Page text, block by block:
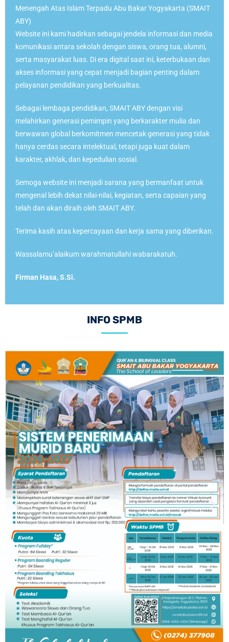
Menengah Atas Islam Terpadu Abu Bakar Yogyakarta (SMAIT
ABY)
Website ini kami hadirkan sebagai jendela informasi dan media
komunikasi antara sekolah dengan siswa, orang tua, alumni,
serta masyarakat luas. Di era digital saat ini, keterbukaan dan
akses informasi yang cepat menjadi bagian penting dalam
pelayanan pendidikan yang berkualitas.
Sebagai lembaga pendidikan, SMAIT ABY dengan visi
melahirkan generasi pemimpin yang berkarakter mulia dan
berwawan global berkomitmen mencetak generasi yang tidak
hanya cerdas secara intelektual, tetapi juga kuat dalam
karakter, akhlak, dan kepedulian sosial.
Semoga website ini menjadi sarana yang bermanfaat untuk
mengenal lebih dekat nilai-nilai, kegiatan, serta capaian yang
telah dan akan diraih oleh SMAIT ABY.
Terima kasih atas kepercayaan dan kerja sama yang diberikan.
Wassalamu’alaikum warahmatullahi wabarakatuh.
Firman Hasa, S.Si.
INFO SPMB